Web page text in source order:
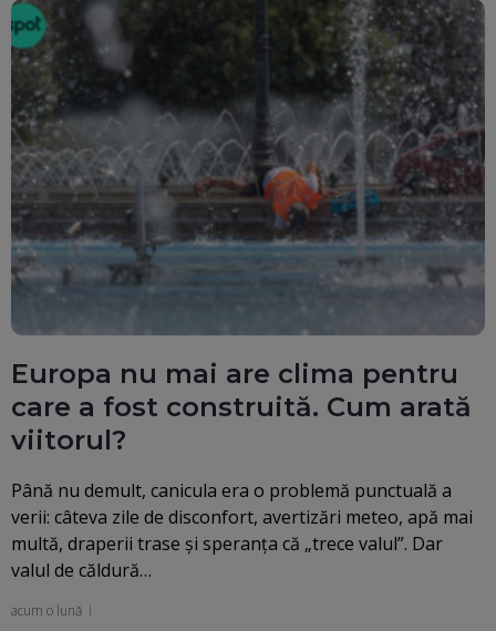
Europa nu mai are clima pentru
care a fost construită. Cum arată
viitorul?
Până nu demult, canicula era o problemă punctuală a
verii: câteva zile de disconfort, avertizări meteo, apă mai
multă, draperii trase și speranța că „trece valul”. Dar
valul de căldură…
acum o lună